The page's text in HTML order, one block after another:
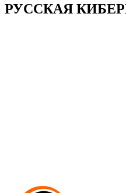
РУССКАЯ